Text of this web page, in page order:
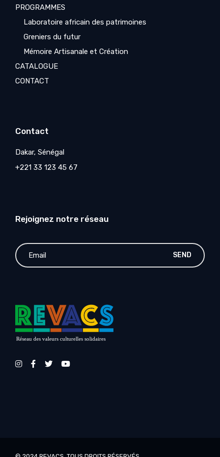
PROGRAMMES
Laboratoire africain des patrimoines
Greniers du futur
Mémoire Artisanale et Création
CATALOGUE
CONTACT
Contact
Dakar, Sénégal
+221 33 123 45 67
Rejoignez notre réseau
SEND
Réseau des valeurs culturelles solidaires